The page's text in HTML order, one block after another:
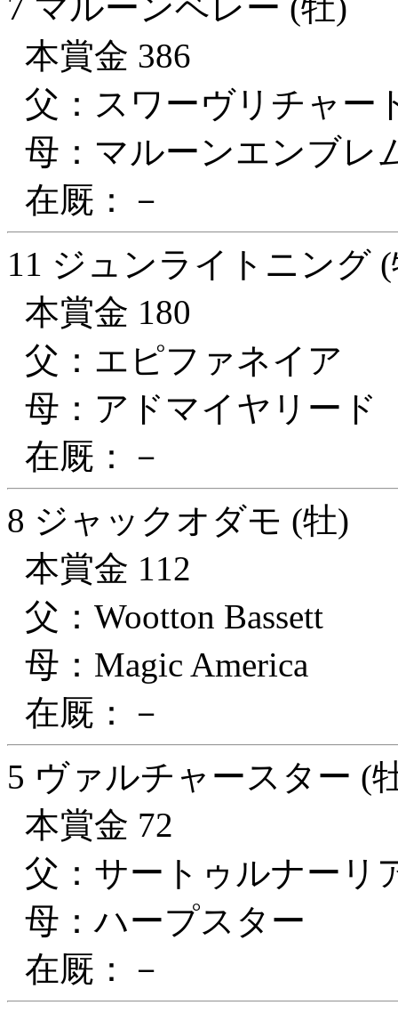
本賞金 386
父：スワーヴリチャー
母：マルーンエンブレ
在厩：－
11 ジュンライトニング
本賞金 180
父：エピファネイア
母：アドマイヤリード
在厩：－
8 ジャックオダモ (牡)
本賞金 112
父：Wootton Bassett
母：Magic America
在厩：－
5 ヴァルチャースター (
本賞金 72
父：サートゥルナーリ
母：ハープスター
在厩：－